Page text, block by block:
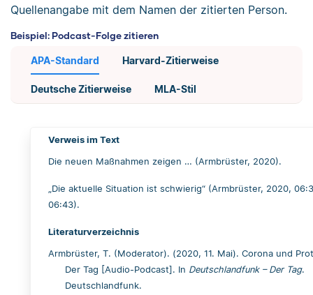
Quellenangabe mit dem Namen der zitierten Person.
Beispiel: Podcast-Folge zitieren
APA-Standard Harvard-Zitierweise
Deutsche Zitierweise MLA-Stil
Verweis im Text
Die neuen Maßnahmen zeigen … (Armbrüster, 2020).
„Die aktuelle Situation ist schwierig“ (Armbrüster, 2020,
06:43).
Literaturverzeichnis
Armbrüster, T. (Moderator). (2020, 11. Mai). Corona und
Der Tag [Audio-Podcast]. In Deutschlandfunk – Der Tag.
Deutschlandfunk.